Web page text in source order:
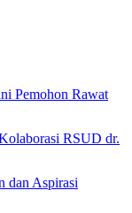
Pemohon Rawat
RSUD dr.
dan Aspirasi